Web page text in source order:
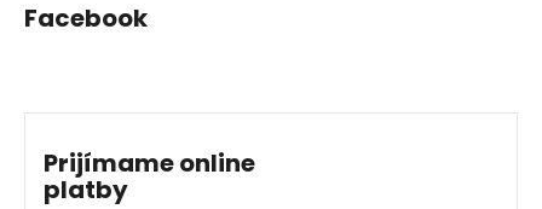
Facebook
Prijímame online
platby